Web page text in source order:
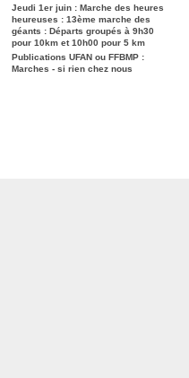
Jeudi 1er juin : Marche des heures
heureuses : 13ème marche des
géants : Départs groupés à 9h30
pour 10km et 10h00 pour 5 km
Publications UFAN ou FFBMP :
Marches - si rien chez nous